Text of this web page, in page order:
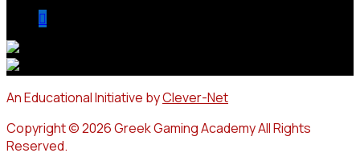
An Educational Initiative byClever-Net
Copyright © 2026 Greek Gaming Academy All Rights
Reserved.